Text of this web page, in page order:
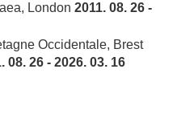
London 2011. 08. 26 -
Occidentale, Brest
08. 26 - 2026. 03. 16